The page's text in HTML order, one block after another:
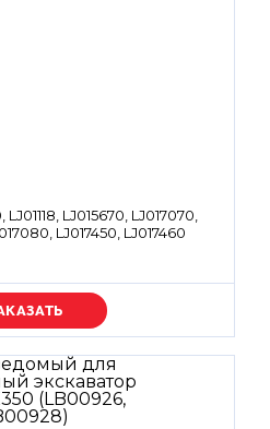
LJ015670, LJ017070,
LJ017450, LJ017460
цену